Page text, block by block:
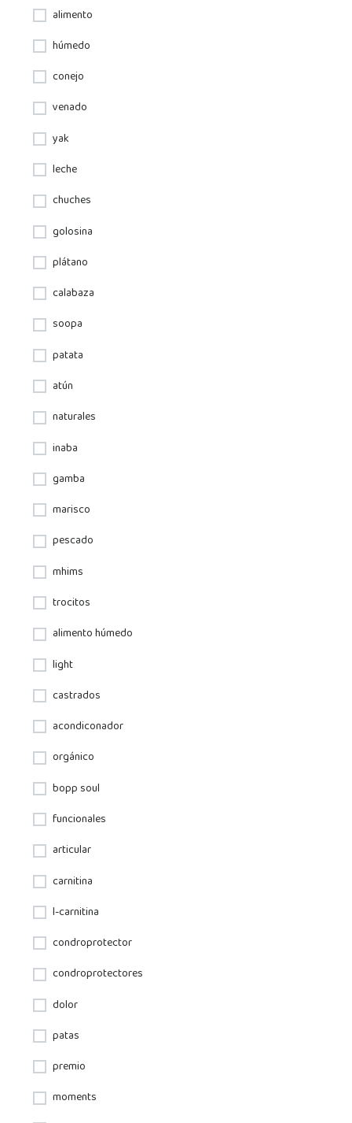
alimento
húmedo
conejo
venado
yak
leche
chuches
golosina
plátano
calabaza
soopa
patata
atún
naturales
inaba
gamba
marisco
pescado
mhims
trocitos
alimento húmedo
light
castrados
acondiconador
orgánico
bopp soul
funcionales
articular
carnitina
l-carnitina
condroprotector
condroprotectores
dolor
patas
premio
moments